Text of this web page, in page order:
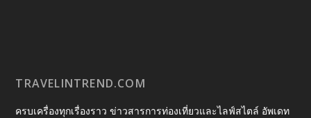
TRAVELINTREND.COM
ครบเครื่องทุกเรื่องราว ข่าวสารการท่องเที่ยวและไลฟ์สไตล์ อัพเดท